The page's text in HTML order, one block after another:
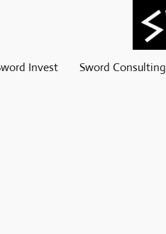
Invest Sword Consulting